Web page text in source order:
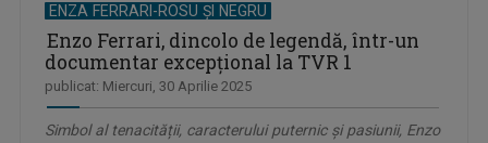
ENZA FERRARI-ROSU ŞI NEGRU
Enzo Ferrari, dincolo de legendă, într-un
documentar excepţional la TVR 1
publicat: Miercuri, 30 Aprilie 2025
Simbol al tenacității, caracterului puternic și pasiunii, Enzo